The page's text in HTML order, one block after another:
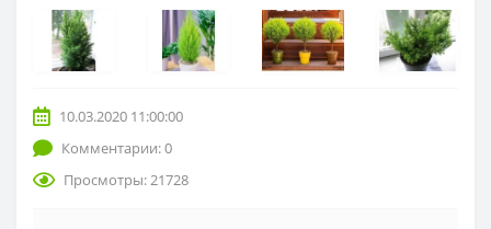
10.03.2020 11:00:00
Комментарии: 0
Просмотры: 21728